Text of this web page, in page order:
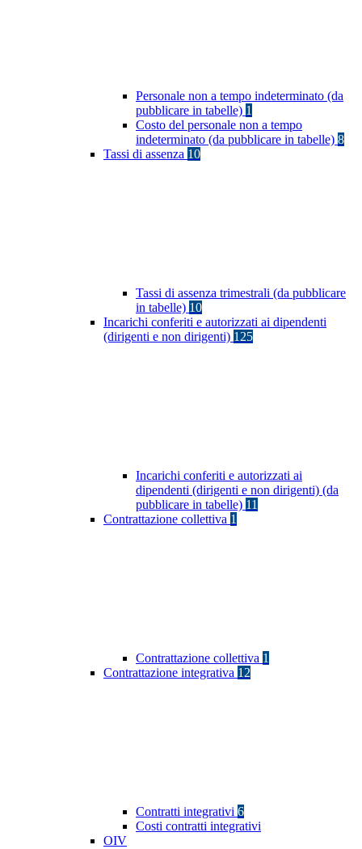
Personale non a tempo indeterminato (da
pubblicare in tabelle) 1
Costo del personale non a tempo
indeterminato (da pubblicare in tabelle) 8
Tassi di assenza 10
Tassi di assenza trimestrali (da pubblicare
in tabelle) 10
Incarichi conferiti e autorizzati ai dipendenti
(dirigenti e non dirigenti) 125
Incarichi conferiti e autorizzati ai
dipendenti (dirigenti e non dirigenti) (da
pubblicare in tabelle) 11
Contrattazione collettiva 1
Contrattazione collettiva 1
Contrattazione integrativa 12
Contratti integrativi 6
Costi contratti integrativi
OIV